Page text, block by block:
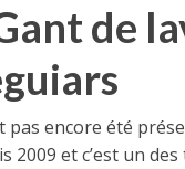
de
encore été
2009 et c’est un